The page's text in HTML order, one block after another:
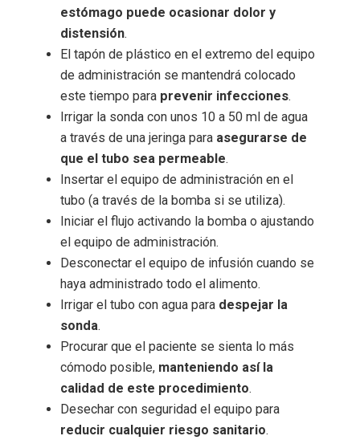
estómago puede ocasionar dolor y
distensión.
El tapón de plástico en el extremo del equipo
de administración se mantendrá colocado
este tiempo para prevenir infecciones.
Irrigar la sonda con unos 10 a 50 ml de agua
a través de una jeringa para asegurarse de
que el tubo sea permeable.
Insertar el equipo de administración en el
tubo (a través de la bomba si se utiliza).
Iniciar el flujo activando la bomba o ajustando
el equipo de administración.
Desconectar el equipo de infusión cuando se
haya administrado todo el alimento.
Irrigar el tubo con agua para despejar la
sonda.
Procurar que el paciente se sienta lo más
cómodo posible, manteniendo así la
calidad de este procedimiento.
Desechar con seguridad el equipo para
reducir cualquier riesgo sanitario.